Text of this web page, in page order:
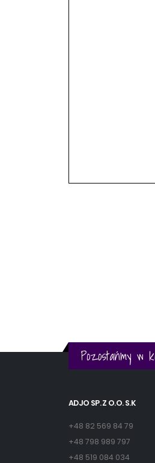
Pozostańmy w
ADJO SP. Z O.O. S.K
+48 82 569 84 79
+48 798 989 797
+48 519 084 034